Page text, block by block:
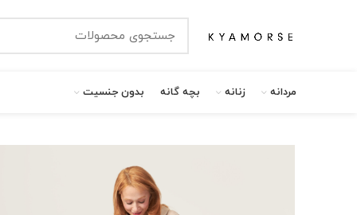
مردانه زنانه بچه گانه بدون جنسیت